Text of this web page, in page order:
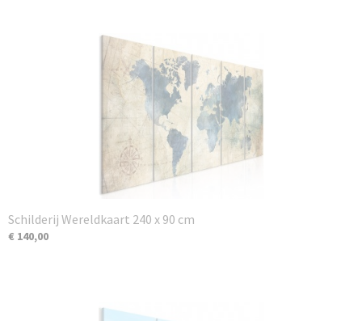
Schilderij Wereldkaart 240 x 90 cm
€ 140,00